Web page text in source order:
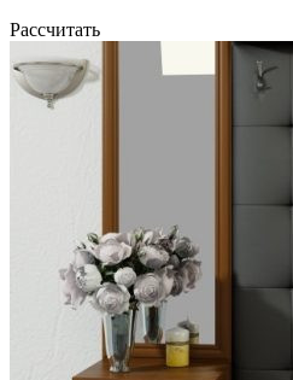
Рассчитать